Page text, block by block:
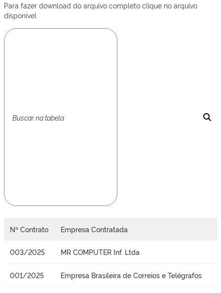
Para fazer download do arquivo completo clique no arquivo
disponível
Nº Contrato Empresa Contratada
003/2025 MR COMPUTER Inf. Ltda
001/2025 Empresa Brasileira de Correios e Telégrafos